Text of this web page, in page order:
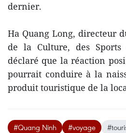
dernier.
Ha Quang Long, directeur
de la Culture, des
déclaré que la réaction
pourrait conduire à la
produit touristique de la
#Quang Ninh #voyage